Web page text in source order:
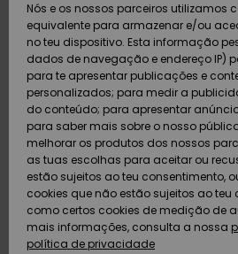
Calçado e
chinelos
Surfe/água
Snow
Artigos
recém-
chegados
Calçado e
chinelos
Surfe/água
Neve
Artigos
recém-
chegados
Highlights
Snow
SURF
Highlights
Community
SNOW
Criança
Snow Shop
Feminino
Highlights
Community
DUPLA
PROMO
Outlet
Mulher
AJUDA
Pagamento
Cartão
presente
Quiksilver
Freedom
Protecção de
dados
SUSTAINABILITY
Nós e os nossos parceiros utilizamos
equivalente para armazenar e/ou
no teu dispositivo. Esta informação
dados de navegação e endereço IP)
para te apresentar publicações e
personalizados; para medir a
do conteúdo; para apresentar
para saber mais sobre o nosso
melhorar os produtos dos nossos
as tuas escolhas para aceitar ou
estão sujeitos ao teu consentimento,
cookies que não estão sujeitos ao
como certos cookies de medição de
mais informações, consulta a nossa
política de privacidade